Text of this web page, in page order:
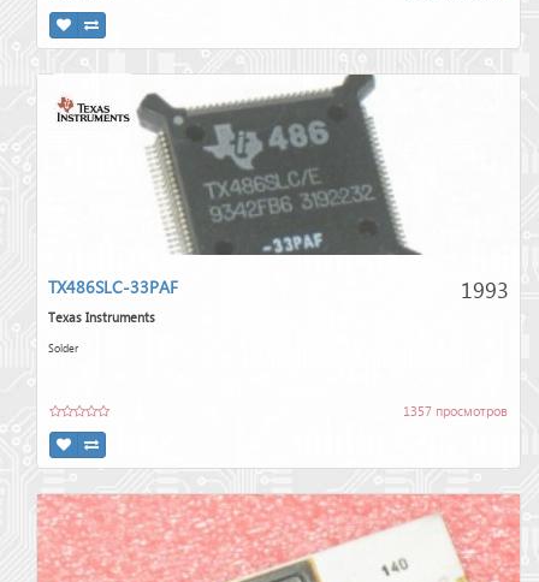
1993
TX486SLC-33PAF
Texas Instruments
Solder
1357 просмотров